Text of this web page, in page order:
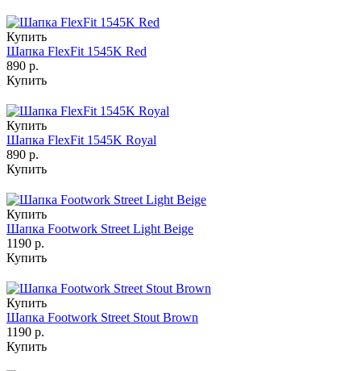
Купить
Шапка FlexFit 1545K Red
890 р.
Купить
Купить
Шапка FlexFit 1545K Royal
890 р.
Купить
Купить
Шапка Footwork Street Light Beige
1190 р.
Купить
Купить
Шапка Footwork Street Stout Brown
1190 р.
Купить